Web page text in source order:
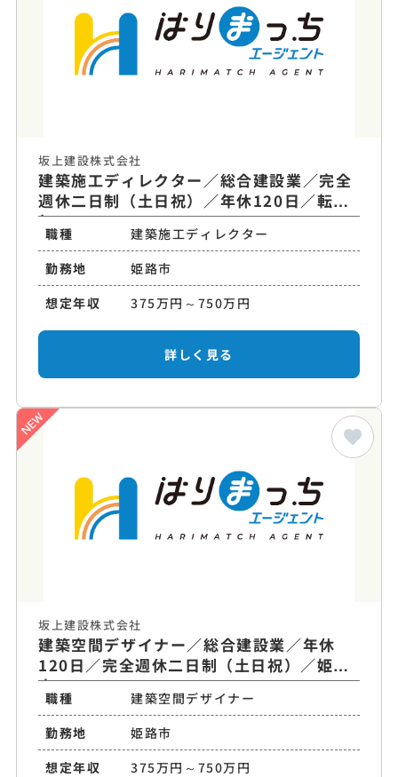
坂上建設株式会社
建築施工ディレクター／総合建設業／完全
週休二日制（土日祝）／年休120日／転勤
無
職種
建築施工ディレクター
勤務地
姫路市
想定年収
375万円～750万円
詳しく見る
坂上建設株式会社
建築空間デザイナー／総合建設業／年休
120日／完全週休二日制（土日祝）／姫路
市
職種
建築空間デザイナー
勤務地
姫路市
想定年収
375万円～750万円